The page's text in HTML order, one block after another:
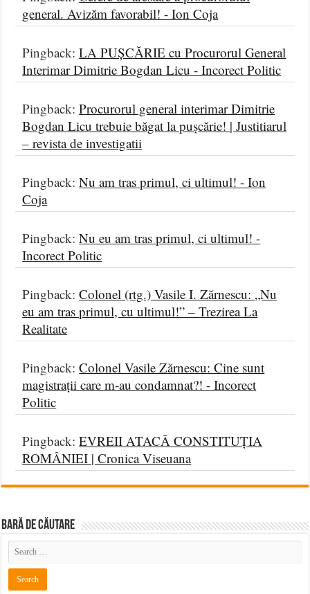
general. Avizăm favorabil! - Ion Coja
Pingback:LA PUȘCĂRIE cu Procurorul General
Interimar Dimitrie Bogdan Licu - Incorect Politic
Pingback:Procurorul general interimar Dimitrie
Bogdan Licu trebuie băgat la pușcărie! | Justitiarul
– revista de investigatii
Pingback:Nu am tras primul, ci ultimul! - Ion
Coja
Pingback:Nu eu am tras primul, ci ultimul! -
Incorect Politic
Pingback:Colonel (rtg.) Vasile I. Zărnescu: „Nu
eu am tras primul, cu ultimul!” – Trezirea La
Realitate
Pingback:Colonel Vasile Zărnescu: Cine sunt
magistrații care m-au condamnat?! - Incorect
Politic
Pingback:EVREII ATACĂ CONSTITUȚIA
ROMÂNIEI | Cronica Viseuana
BARĂ DE CĂUTARE